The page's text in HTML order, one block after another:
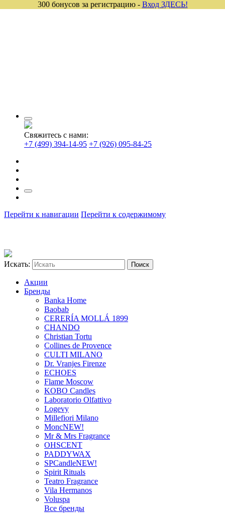
Свяжитесь с нами:
+7 (499) 394-14-95 +7 (926) 095-84-25
Перейти к навигации Перейти к содержимому
Искать:
Акции
Бренды
Banka Home
Baobab
CERERÍA MOLLÁ 1899
CHANDO
Christian Tortu
Collines de Provence
CULTI MILANO
Dr. Vranjes Firenze
ECHOES
Flame Moscow
KOBO Candles
Laboratorio Olfattivo
Logevy
Millefiori Milano
MoncNEW!
Mr & Mrs Fragrance
OHSCENT
PADDYWAX
SPCandleNEW!
Spirit Rituals
Teatro Fragrance
Vila Hermanos
Voluspa
Все бренды
300 бонусов за регистрацию - Вход ЗДЕСЬ!